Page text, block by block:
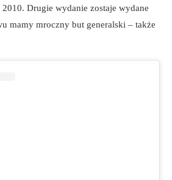
Drugie wydanie zostaje wydane
mamy mroczny but generalski – także